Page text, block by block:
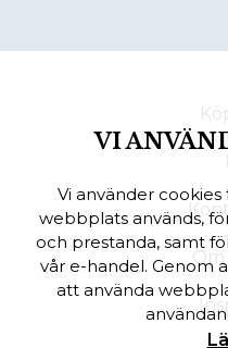
Om
VI
Vi använder
webbplats används,
och prestanda, samt
vår e-handel. Genom
att använda